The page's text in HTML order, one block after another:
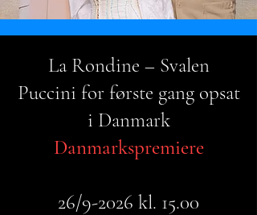
La Rondine – Svalen
Puccini for første gang opsat
i Danmark
Danmarkspremiere
26/9-2026 kl. 15.00